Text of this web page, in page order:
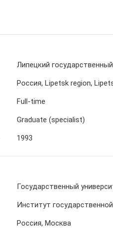
Липецкий
Россия, Lipetsk region,
Full-time
Graduate (specialist)
1993
Государственный
Институт
Россия, Москва